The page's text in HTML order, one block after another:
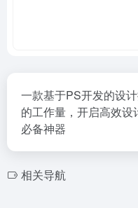
一款基于PS开发的设
的工作量，开启高效
必备神器
相关导航